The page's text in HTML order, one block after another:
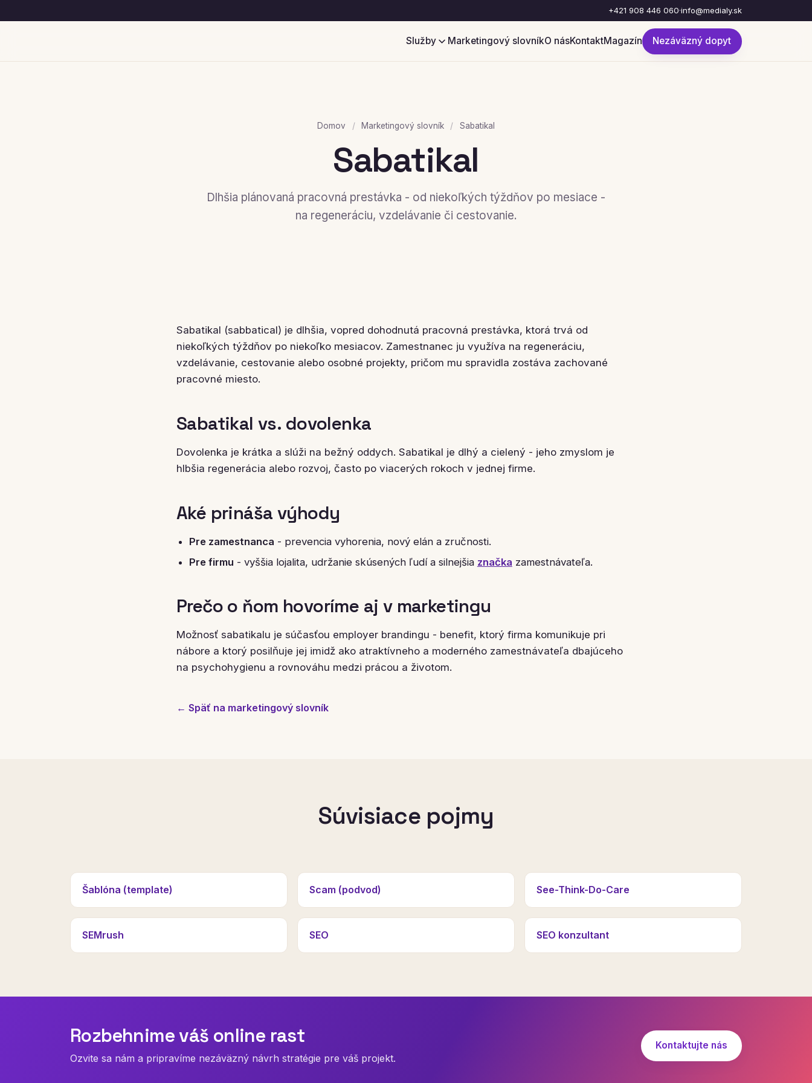
+421 908 446 060·info@medialy.sk
Služby Marketingový slovníkO násKontaktMagazín Nezáväzný dopyt
Domov / Marketingový slovník / Sabatikal
Sabatikal
Dlhšia plánovaná pracovná prestávka - od niekoľkých týždňov po mesiace -
na regeneráciu, vzdelávanie či cestovanie.
Sabatikal (sabbatical) je dlhšia, vopred dohodnutá pracovná prestávka, ktorá trvá od
niekoľkých týždňov po niekoľko mesiacov. Zamestnanec ju využíva na regeneráciu,
vzdelávanie, cestovanie alebo osobné projekty, pričom mu spravidla zostáva zachované
pracovné miesto.
Sabatikal vs. dovolenka
Dovolenka je krátka a slúži na bežný oddych. Sabatikal je dlhý a cielený - jeho zmyslom je
hlbšia regenerácia alebo rozvoj, často po viacerých rokoch v jednej firme.
Aké prináša výhody
Pre zamestnanca - prevencia vyhorenia, nový elán a zručnosti.
Pre firmu - vyššia lojalita, udržanie skúsených ľudí a silnejšia značka zamestnávateľa.
Prečo o ňom hovoríme aj v marketingu
Možnosť sabatikalu je súčasťou employer brandingu - benefit, ktorý firma komunikuje pri
nábore a ktorý posilňuje jej imidž ako atraktívneho a moderného zamestnávateľa dbajúceho
na psychohygienu a rovnováhu medzi prácou a životom.
← Späť na marketingový slovník
Súvisiace pojmy
Šablóna (template) Scam (podvod) See-Think-Do-Care
SEMrush SEO SEO konzultant
Rozbehnime váš online rast
Ozvite sa nám a pripravíme nezáväzný návrh stratégie pre váš projekt.
Kontaktujte nás